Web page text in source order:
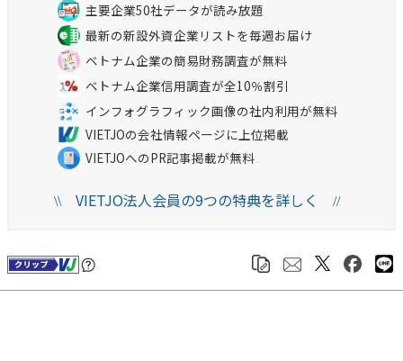
主要企業50社データが読み放題
最新の新設外資企業リストを毎週お届け
ベトナム企業の簡易財務調査が無料
ベトナム企業信用調査が全10％割引
インフォグラフィック画像の社内利用が無料
VIETJOの会社情報ページに上位掲載
VIETJOへのPR記事掲載が無料
\\VIETJO法人会員の9つの特典を詳しく //